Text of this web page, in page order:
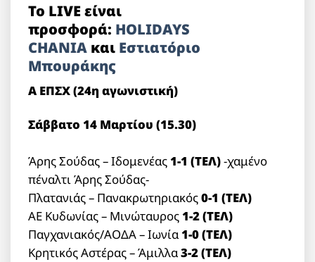
Το LIVE είναι
προσφορά: HOLIDAYS
CHANIA και Εστιατόριο
Μπουράκης
Α ΕΠΣΧ (24η αγωνιστική)
Σάββατο 14 Μαρτίου (15.30)
Άρης Σούδας – Ιδομενέας1-1 (ΤΕΛ)-χαμένο
πέναλτι Άρης Σούδας-
Πλατανιάς – Πανακρωτηριακός0-1 (ΤΕΛ)
ΑΕ Κυδωνίας – Μινώταυρος1-2 (ΤΕΛ)
Παγχανιακός/ΑΟΔΑ – Ιωνία1-0 (ΤΕΛ)
Κρητικός Αστέρας – Άμιλλα3-2 (ΤΕΛ)